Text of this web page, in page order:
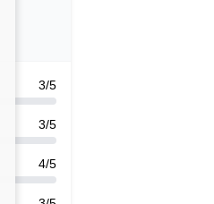
3/5
3/5
4/5